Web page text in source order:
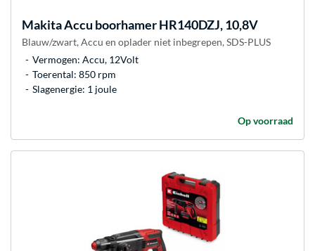
MakitaAccu boorhamer HR140DZJ, 10,8V
Blauw/zwart, Accu en oplader niet inbegrepen, SDS-PLUS
Vermogen: Accu, 12Volt
Toerental: 850 rpm
Slagenergie: 1 joule
Op voorraad